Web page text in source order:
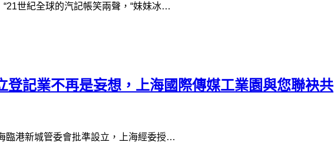
世紀全球的汽記帳笑兩聲，“妹妹冰…
登記業不再是妄想，上海國際傳媒工業園與您聯袂共
臨港新城管委會批準設立，上海經委授…